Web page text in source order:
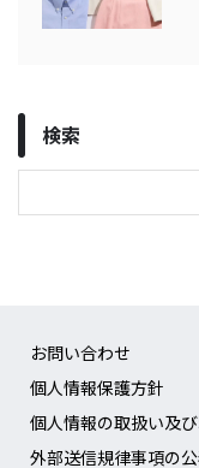
検索
お問い合わせ
個人情報保護方針
個人情報の取扱い及
外部送信規律事項の